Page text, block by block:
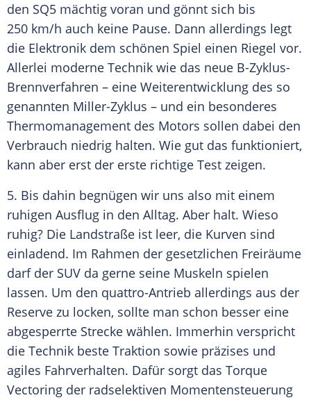
den SQ5 mächtig voran und gönnt sich bis
250 km/h auch keine Pause. Dann allerdings legt
die Elektronik dem schönen Spiel einen Riegel vor.
Allerlei moderne Technik wie das neue B-Zyklus-
Brennverfahren – eine Weiterentwicklung des so
genannten Miller-Zyklus – und ein besonderes
Thermomanagement des Motors sollen dabei den
Verbrauch niedrig halten. Wie gut das funktioniert,
kann aber erst der erste richtige Test zeigen.
5. Bis dahin begnügen wir uns also mit einem
ruhigen Ausflug in den Alltag. Aber halt. Wieso
ruhig? Die Landstraße ist leer, die Kurven sind
einladend. Im Rahmen der gesetzlichen Freiräume
darf der SUV da gerne seine Muskeln spielen
lassen. Um den quattro-Antrieb allerdings aus der
Reserve zu locken, sollte man schon besser eine
abgesperrte Strecke wählen. Immerhin verspricht
die Technik beste Traktion sowie präzises und
agiles Fahrverhalten. Dafür sorgt das Torque
Vectoring der radselektiven Momentensteuerung